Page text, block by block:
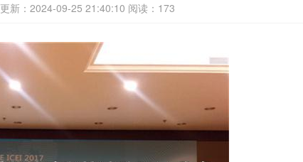
更新：2024-09-25 21:40:10 阅读：173